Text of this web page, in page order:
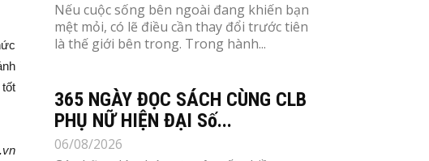
Nếu cuộc sống bên ngoài đang khiến bạn
mệt mỏi, có lẽ điều cần thay đổi trước tiên
là thế giới bên trong. Trong hành...
365 NGÀY ĐỌC SÁCH CÙNG CLB
PHỤ NỮ HIỆN ĐẠI Số...
06/08/2026